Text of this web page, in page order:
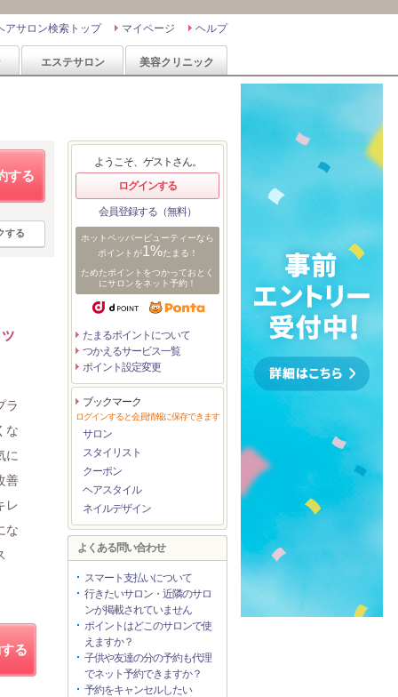
ヘルプ
マイページ
アサロン検索トップ
エステサロン 美容クリニック
する
する
ラ
な
に
善
レ
な
る
ようこそ、ゲストさん。
ログインする
会員登録する（無料）
ホットペッパービューティーなら
ポイントが1%たまる！
ためたポイントをつかっておとく
にサロンをネット予約！
たまるポイントについて
つかえるサービス一覧
ポイント設定変更
ブックマーク
ログインすると会員情報に保存できます
サロン
スタイリスト
クーポン
ヘアスタイル
ネイルデザイン
よくある問い合わせ
スマート支払いについて
行きたいサロン・近隣のサロ
ンが掲載されていません
ポイントはどこのサロンで使
えますか？
子供や友達の分の予約も代理
でネット予約できますか？
予約をキャンセルしたい